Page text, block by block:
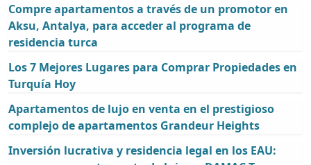
Compre apartamentos a través de un promotor en
Aksu, Antalya, para acceder al programa de
residencia turca
Los 7 Mejores Lugares para Comprar Propiedades en
Turquía Hoy
Apartamentos de lujo en venta en el prestigioso
complejo de apartamentos Grandeur Heights
Inversión lucrativa y residencia legal en los EAU: